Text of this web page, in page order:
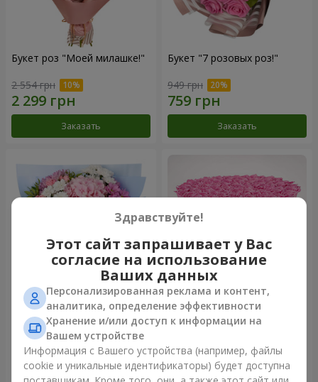
Букет роз "Моей милашке!"
2 554 грн
Заказать
Букет "7 розовых роз!"
949 грн
Заказать
Романтический букет
"Небеса"
2 074 грн
Заказать
Цветы в коробке "101
розовая роза"
Заказать
Здравствуйте!
Этот сайт запрашивает у Вас
согласие на использование
Ваших данных
Персонализированная реклама и контент,
аналитика, определение эффективности
Хранение и/или доступ к информации на
Вашем устройстве
Информация с Вашего устройства (например, файлы
cookie и уникальные идентификаторы) будет доступна